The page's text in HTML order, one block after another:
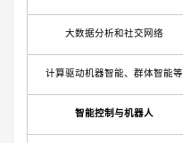
大数据分析和社交网络
计算驱动机器智能、群体智能等
智能控制与机器人